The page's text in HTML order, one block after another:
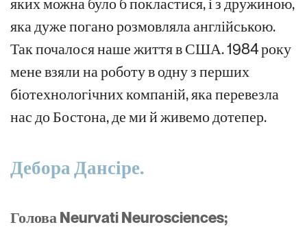
яка дуже погано розмовляла англійською.
Так почалося наше життя в США. 1984 року
мене взяли на роботу в одну з перших
біотехнологічних компаній, яка перевезла
нас до Бостона, де ми й живемо дотепер.
Дебора Дансіре.
Голова Neurvati Neurosciences;